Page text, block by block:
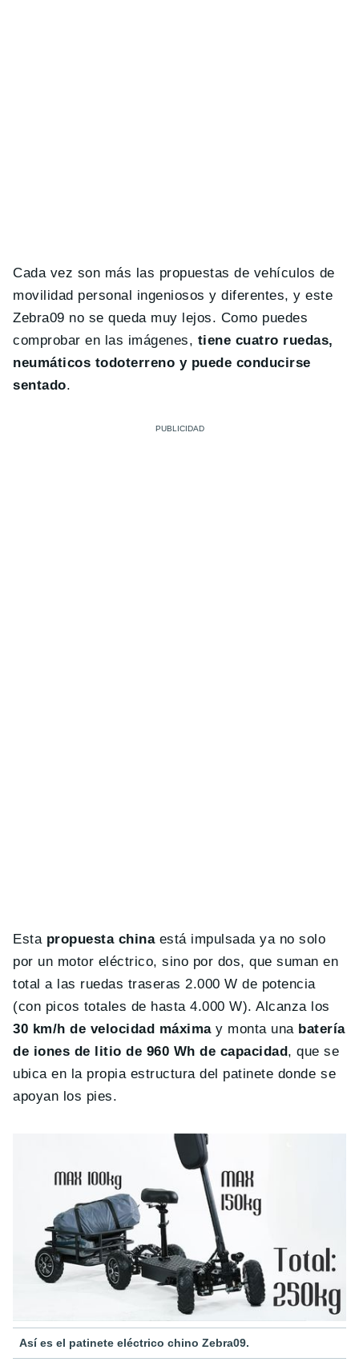
Cada vez son más las propuestas de vehículos de
movilidad personal ingeniosos y diferentes, y este
Zebra09 no se queda muy lejos. Como puedes
comprobar en las imágenes, tiene cuatro ruedas,
neumáticos todoterreno y puede conducirse
sentado.
Esta propuesta chinaestá impulsada ya no solo
por un motor eléctrico, sino por dos, que suman en
total a las ruedas traseras 2.000 W de potencia
(con picos totales de hasta 4.000 W). Alcanza los
30 km/h de velocidad máximay monta una batería
de iones de litio de 960 Wh de capacidad, que se
ubica en la propia estructura del patinete donde se
apoyan los pies.
Así es el patinete eléctrico chino Zebra09.